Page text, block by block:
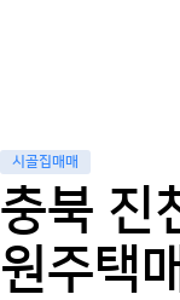
시골집매매
충북 진
원주택